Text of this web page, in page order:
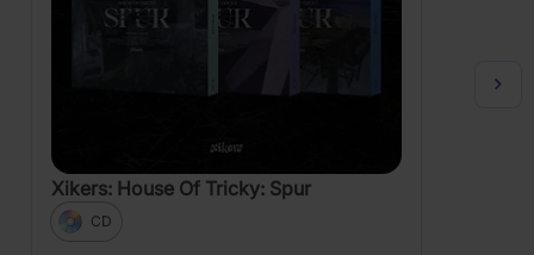
Xikers: House Of Tricky: Spur
CD